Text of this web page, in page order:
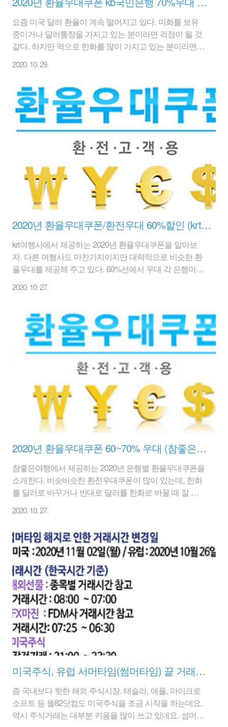
요즘 미국 달러 환율이 계속 떨어지고 있다. 미화를 보유
중이거나 달러통장을 가지고 있는 분이라면 걱정이 될 것
같다. 하지만 역으로 한화를 많이 가지고 있는 분이라면
중에 달러 환율이 올라가면 환전해서 환차익을 볼 수 있으
의 막힌 상태이다. 달러를 보유 중이거나, 나중에 여행을
위해서 미리 달러를 준비하실 분들은 환율우대쿠폰으로
최대한 수수료를 적게 내는 방법이 필요할 것이다. 아래
링크를 클릭하면 자유투어 환율우대쿠폰을 다운 받을 수
있다. www.jautour.com/community/CommEvent/view.asp?
idx=1221 1. KB국민은행 70% 환율우대쿠폰 1) 대상통화..
2020. 10. 29.
2020년 환율우대쿠폰/환전우대 60%할인 (krt여행사 제공)
krt여행사에서 제공하는 2020년 환율우대쿠폰을 알아보
자. 다른 여행사도 마찬가지이지만 대략적으로 비슷한 환
율우대를 제공해 주고 있다. 60%선에서 우대 각 은행마다
보면 좋을 것 같다. 요즘 같이 원화강세, 미국달러화 가치
미국달러화 가치 상승이 될 때 환율우대쿠폰을 사용해서
달러를 팔아버리면 조금이나마 이득을 볼 수도 있을 것이
다. 바로 외화 환차익... 비록 보유 자산이 많을 경우에 그
만큼 많은 이익을 볼 수 있겠지만.. 소규모라면 그렇게 큰
이익은 얻지 못 할지도 모르겠다. krt 여행사에서 제공하는
2020년 환율우대 쿠폰은 3종류이나, 유효기간이 명시된
것은 우리은행 환율우대쿠폰 6..
2020. 10. 27.
2020년 환율우대쿠폰 60~70% 우대 (참좋은여행 제공)
참좋은여행에서 제공하는 2020년 은행별 환율우대쿠폰을
소개한다. 비슷비슷한 환전우대쿠폰이 많이 있는데, 한화
를 달러로 바꾸거나 반대로 달러를 한화로 바꿀 때 잘 활
년 환율우대쿠폰 3종 다운 바로받기 ] 1. 우리은행 환율우
쿠폰을 제시하면 주요통화(USD, JPY, EUR)로 환전 시
60%의 수수료 우대 혜택을 받을 수 있습니다. (단, 기타 통
화는 30%) 본 쿠폰을 공항환전소(김천, 김포, 김해, 제주)
를 제외한 전국 영업점에서 사용할 수 있습니다. 우대율
및 대상통화는 외환 시장상황에 따라 다소 변경 될 수 있
습니다. 2. 국민은행 환율우대 쿠폰 70% 환율 우대 ..
2020. 10. 27.
미국주식, 유럽 서머타임(썸머타임) 끝 거래시간 변경(20년 11월 2일 23시 30분 정규장 시작~)
즘 국내보다 핫한 해외 주식시장. 테슬라, 애플, 마이크로
소프트 등 똘82닷컴도 미국주식을 조금 시작을 하는데요.
역시 주식거래는 대부분 키움을 많이 쓰고 있네요. 섬머타